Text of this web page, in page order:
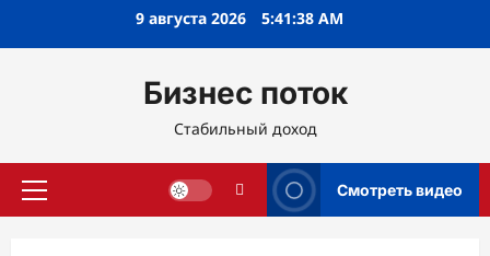
9 августа 2026 5:41:40 AM
Бизнес поток
Стабильный доход
Основное
Смотреть видео